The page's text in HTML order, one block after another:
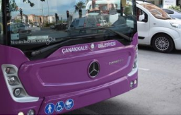
ilçesi ile Alçıtepe, Seddülbahir,
Küçük Anafarta, Kocadere
“Tarihe Saygı Projesi”
bölgesel kalkınma hamlesi
evlerin yüzlerinin yenilendiği
oluşturuldu, köyler